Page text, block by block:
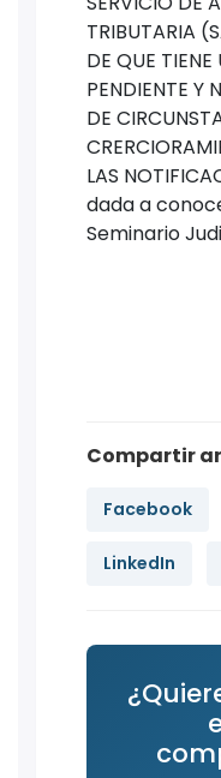
TRIBUTARIA
DE QUE
PENDIENTE Y
DE
LAS
dada a
Seminario
Compartir
Facebook
LinkedIn